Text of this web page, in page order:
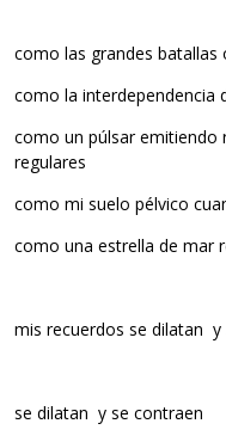
como las grandes batallas
como la interdependencia
como un púlsar emitiendo
regulares
como mi suelo pélvico
como una estrella de mar
mis recuerdos se dilatan y
se dilatan y se contraen